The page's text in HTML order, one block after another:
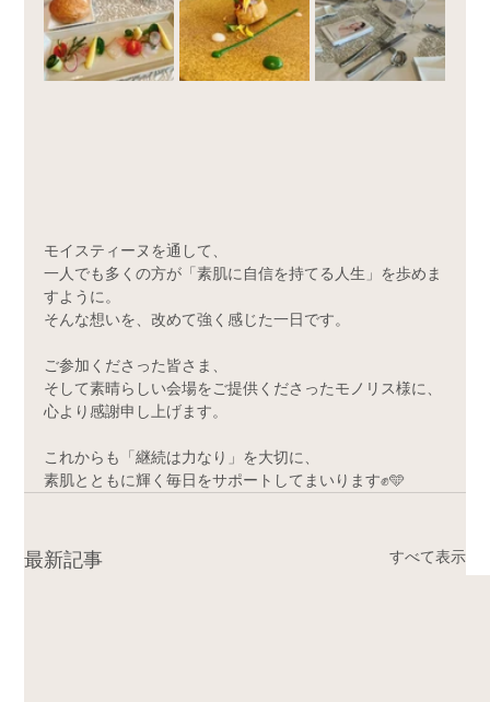
モイスティーヌを通して、
一人でも多くの方が「素肌に自信を持てる人生」を歩めま
すように。
そんな想いを、改めて強く感じた一日です。
ご参加くださった皆さま、
そして素晴らしい会場をご提供くださったモノリス様に、
心より感謝申し上げます。
これからも「継続は力なり」を大切に、
素肌とともに輝く毎日をサポートしてまいります✊🩵
最新記事 すべて表示